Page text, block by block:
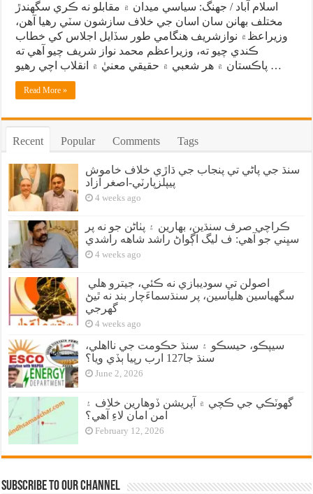
اسلام آباد / جهنگ: سياسي ميدان ۾ مقابلو نه ڪري سگهندڙ
مختلف بهانن سان اسان جي خلاف سازشون سٽي رهيا آهن،
وزيراعظ۾ نوازشريف هنگامي طور سڏايل اجلاس کي خطاب
ڪندي چيو ته، وزيراعظم محمد نواز شريف چيو آهي ته
پاڪستان ۾ هر شعبي ۾ حقيقي معنيٰ ۾ انقلاب اچي رهيو …
Read More »
Recent Popular Comments Tags
سنڌ جي پاڻي تي پنجاب جي ڌاڙي خلاف خاموش
پيپلزپارٽي-اصغر آزاد
4 weeks ago
ڪراچي صرف سنڌين، بهارين ۽ پٺاڻن جو نه پر
سڀني جو آهي: ف ليگ اڳواڻ راشد شاهه راشدي
4 weeks ago
سگهياسين هلياسين، پر سنڌسماءَچار بند نه ٿيڻ
گهرجي
4 weeks ago
سيپڪو، حيسڪو ۽ سنڌ حڪومت جي نااهلي،
سنڌ جا127 ارب رپيا ٻڏي ويا؟
June 2, 2026
گهوٽڪي جي ڪچي ۾ آپريشن ڏوهارين خلاف ۽
امن امان لاءِ آهي؟
February 12, 2026
Subscribe to our Channel